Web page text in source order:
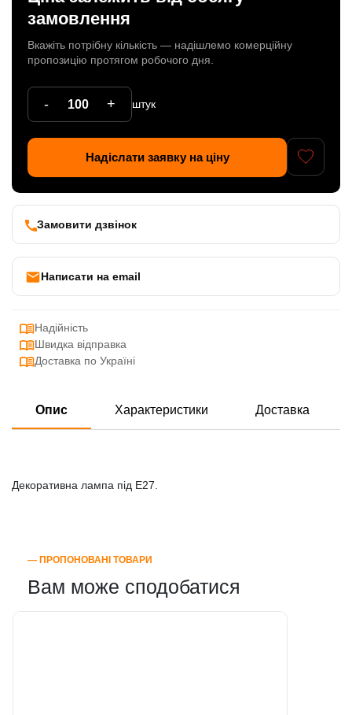
замовлення
Вкажіть потрібну кількість — надішлемо комерційну
пропозицію протягом робочого дня.
- + штук
Надіслати заявку на ціну
Замовити дзвінок
Написати на email
Надійність
Швидка відправка
Доставка по Україні
Опис Характеристики Доставка
Декоративна лампа під E27.
― ПРОПОНОВАНІ ТОВАРИ
Вам може сподобатися
Патрони
Кабельна продукція
Елементи кріплення
Продукція з пластика
Литі елементи
Дерев'яні вироби